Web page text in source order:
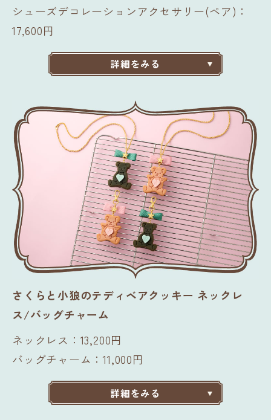
シューズデコレーションアクセサリー(ペア)：
17,600円
詳細をみる
さくらと小狼のテディベアクッキー ネックレ
ス/バッグチャーム
ネックレス：13,200円
バッグチャーム：11,000円
詳細をみる